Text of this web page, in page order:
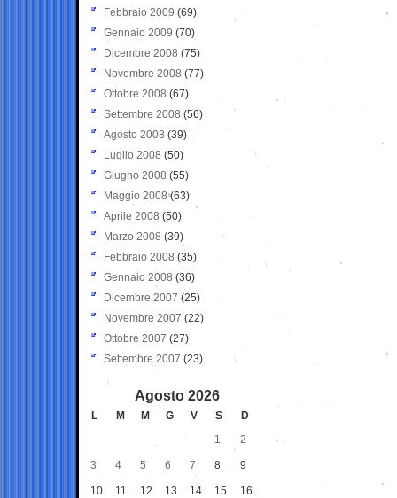
Febbraio 2009 (69)
Gennaio 2009 (70)
Dicembre 2008 (75)
Novembre 2008 (77)
Ottobre 2008 (67)
Settembre 2008 (56)
Agosto 2008 (39)
Luglio 2008 (50)
Giugno 2008 (55)
Maggio 2008(63)
Aprile 2008 (50)
Marzo 2008 (39)
Febbraio 2008 (35)
Gennaio 2008 (36)
Dicembre 2007 (25)
Novembre 2007 (22)
Ottobre 2007 (27)
Settembre 2007 (23)
Agosto 2026
L M M G V S
D
1
2
3 4 5 6 7 8 9
10 11 12 13 14 15 16